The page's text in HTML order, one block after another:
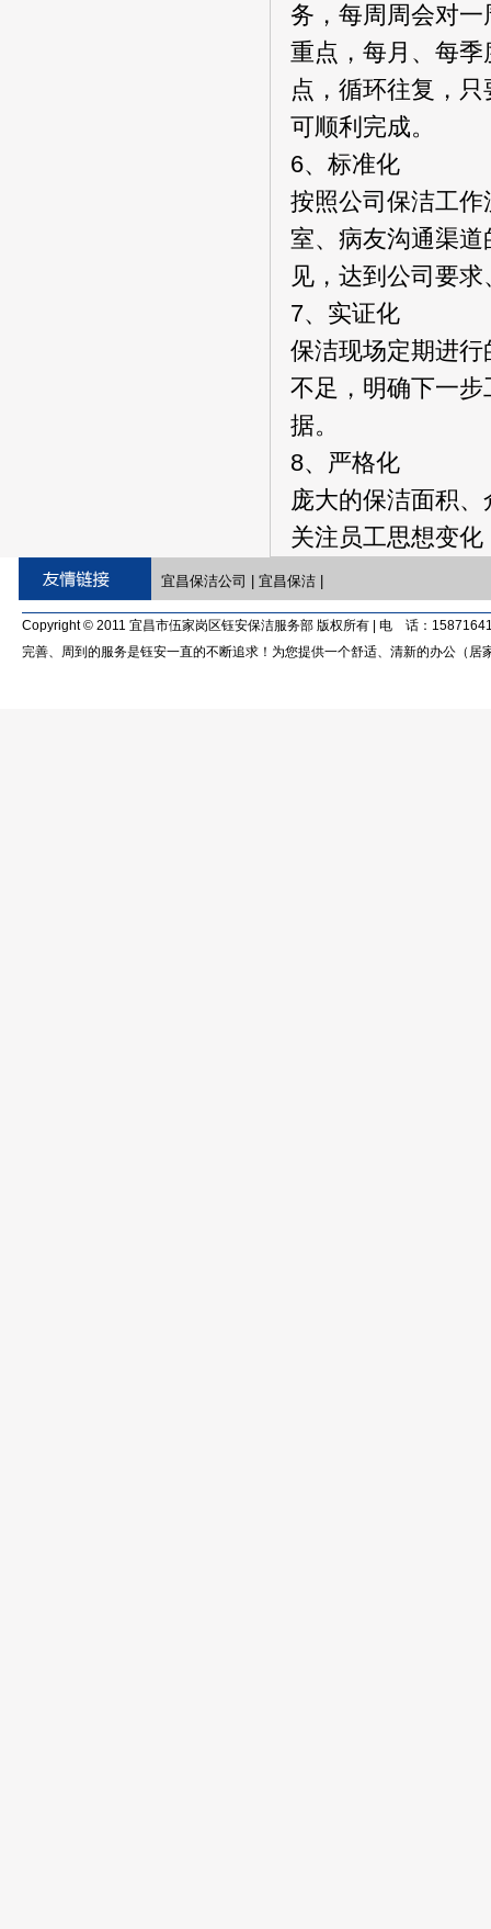
务，每周周会对
重点，每月、每
点，循环往复，
可顺利完成。
6、标准化
按照公司保洁工
室、病友沟通渠
见，达到公司要
7、实证化
保洁现场定期进
不足，明确下一
据。
8、严格化
庞大的保洁面积
关注员工思想变
宜昌保洁公司 宜昌保洁|
Copyright © 2011 宜昌市伍家岗区钰安保洁服务部 版权所有 | 电 话：
完善、周到的服务是钰安一直的不断追求！为您提供一个舒适、清新的办公（